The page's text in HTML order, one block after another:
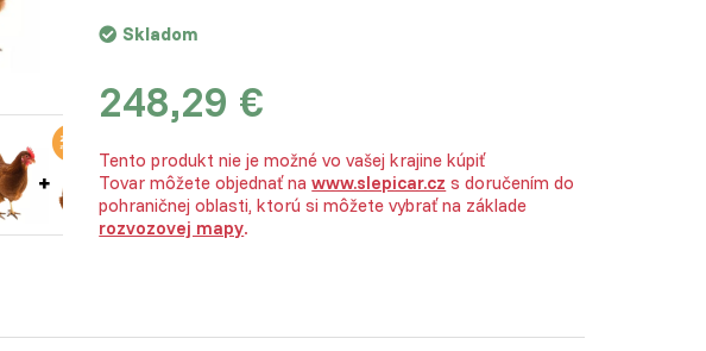
Skladom
248,29 €
Tento produkt nie je možné vo vašej krajine kúpiť
Tovar môžete objednať nawww.slepicar.cz s doručením do
pohraničnej oblasti, ktorú si môžete vybrať na základe
rozvozovej mapy.